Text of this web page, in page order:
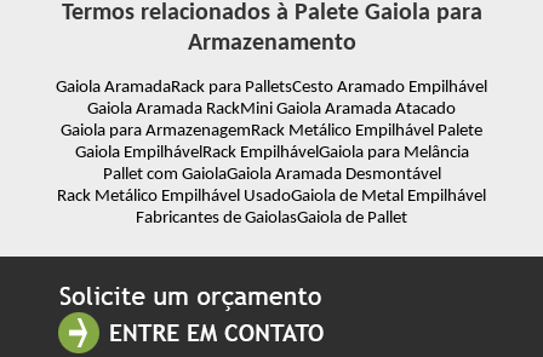
Termos relacionados à Palete Gaiola para
Armazenamento
Gaiola AramadaRack para PalletsCesto Aramado Empilhável
Gaiola Aramada RackMini Gaiola Aramada Atacado
Gaiola para ArmazenagemRack Metálico Empilhável Palete
Gaiola EmpilhávelRack EmpilhávelGaiola para Melância
Pallet com GaiolaGaiola Aramada Desmontável
Rack Metálico Empilhável UsadoGaiola de Metal Empilhável
Fabricantes de GaiolasGaiola de Pallet